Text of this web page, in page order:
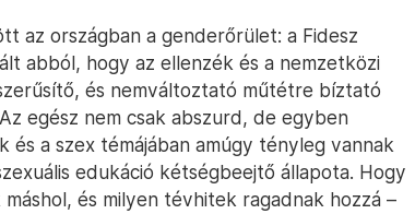
az országban a genderőrület: a Fidesz
abból, hogy az ellenzék és a nemzetközi
és nemváltoztató műtétre bíztató
egész nem csak abszurd, de egyben
a szex témájában amúgy tényleg vannak
edukáció kétségbeejtő állapota. Hogy
és milyen tévhitek ragadnak hozzá –